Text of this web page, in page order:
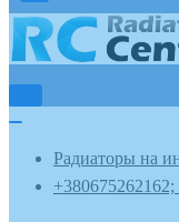
Показать/
навигациюРадиаторы на